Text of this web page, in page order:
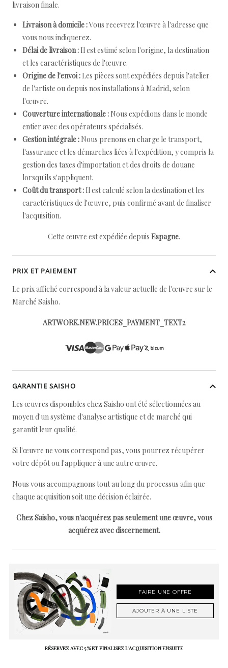
livraison finale.
Livraison à domicile :Vous recevrez l'œuvre à l'adresse que
vous nous indiquerez.
Délai de livraison : Il est estimé selon l'origine, la destination
et les caractéristiques de l'œuvre.
Origine de l'envoi : Les pièces sont expédiées depuis l'atelier
de l'artiste ou depuis nos installations à Madrid, selon
l'œuvre.
Couverture internationale : Nous expédions dans le monde
entier avec des opérateurs spécialisés.
Gestion intégrale : Nous prenons en charge le transport,
l'assurance et les démarches liées à l'expédition, y compris la
gestion des taxes d'importation et des droits de douane
lorsqu'ils s'appliquent.
Coût du transport : Il est calculé selon la destination et les
caractéristiques de l'œuvre, puis confirmé avant de finaliser
l'acquisition.
Cette œuvre est expédiée depuis Espagne.
PRIX ET PAIEMENT
Le prix affiché correspond à la valeur actuelle de l'œuvre sur le
Marché Saisho.
ARTWORK.NEW.PRICES_PAYMENT_TEXT2
GARANTIE SAISHO
Les œuvres disponibles chez Saisho ont été sélectionnées au
moyen d'un système d'analyse artistique et de marché qui
garantit leur qualité.
Si l'œuvre ne vous correspond pas, vous pourrez récupérer
votre dépôt ou l'appliquer à une autre œuvre.
Nous vous accompagnons tout au long du processus afin que
chaque acquisition soit une décision éclairée.
Chez Saisho, vous n'acquérez pas seulement une œuvre, vous
acquérez avec discernement.
FAIRE UNE OFFRE
AJOUTER À UNE LISTE
RÉSERVEZ AVEC 5 % ET FINALISEZ L'ACQUISITION ENSUITE